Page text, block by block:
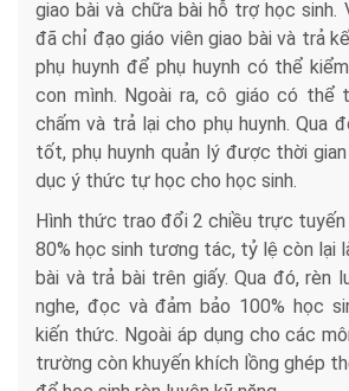
giao bài và chữa bài hỗ trợ học sinh.
đã chỉ đạo giáo viên giao bài và trả
phụ huynh để phụ huynh có thể
con mình. Ngoài ra, cô giáo có thể
chấm và trả lại cho phụ huynh. Qua
tốt, phụ huynh quản lý được thời
dục ý thức tự học cho học sinh.
Hình thức trao đổi 2 chiều trực tuyến
80% học sinh tương tác, tỷ lệ còn lại
bài và trả bài trên giấy. Qua đó, rèn
nghe, đọc và đảm bảo 100% học
kiến thức. Ngoài áp dụng cho các
trường còn khuyến khích lồng ghép